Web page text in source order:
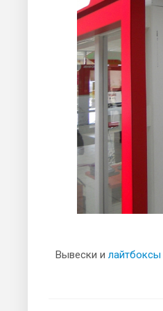
Вывески и лайтбоксы